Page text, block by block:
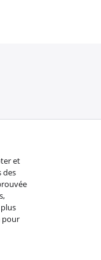
et
des
pour